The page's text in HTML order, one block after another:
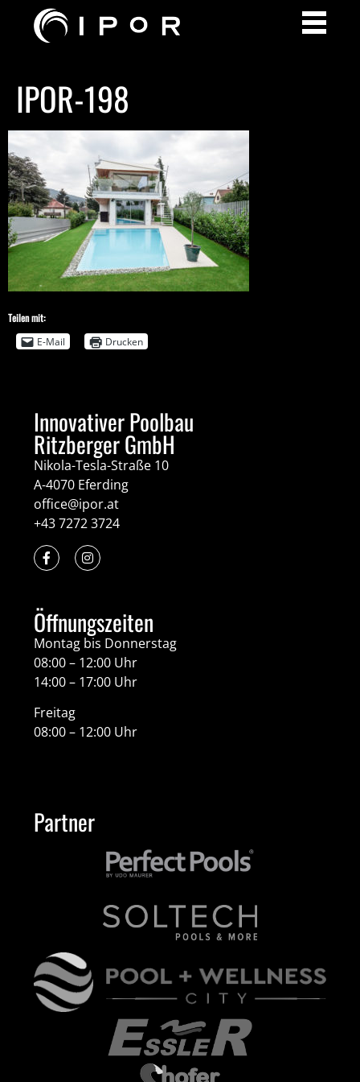
IPOR-198
Teilen mit:
E-Mail
Drucken
Innovativer Poolbau
Ritzberger GmbH
Nikola-Tesla-Straße 10
A-4070 Eferding
office@ipor.at
+43 7272 3724
Öffnungszeiten
Montag bis Donnerstag
08:00 – 12:00 Uhr
14:00 – 17:00 Uhr
Freitag
08:00 – 12:00 Uhr
Partner